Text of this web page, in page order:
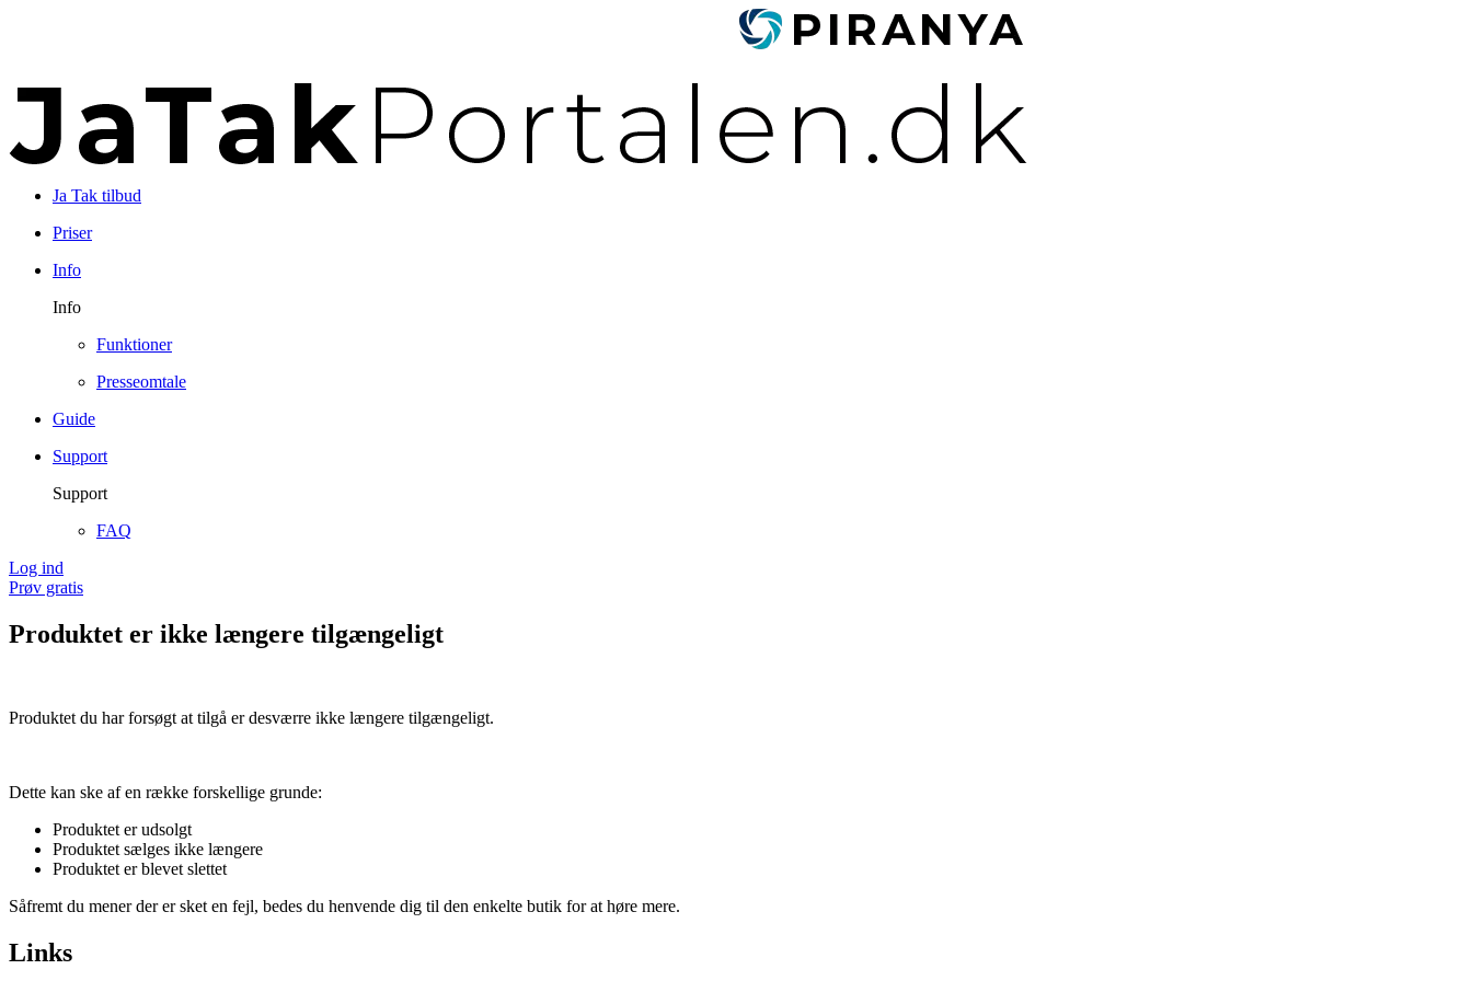
Ja Tak tilbud
Priser
Info
Info
Funktioner
Presseomtale
Guide
Support
Support
FAQ
Log ind
Prøv gratis
Produktet er ikke længere tilgængeligt
Produktet du har forsøgt at tilgå er desværre ikke længere tilgængeligt.
Dette kan ske af en række forskellige grunde:
Produktet er udsolgt
Produktet sælges ikke længere
Produktet er blevet slettet
Såfremt du mener der er sket en fejl, bedes du henvende dig til den enkelte butik for at høre mere.
Links